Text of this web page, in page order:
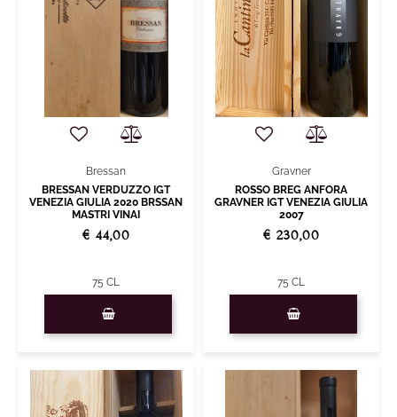
Bressan
BRESSAN VERDUZZO IGT
VENEZIA GIULIA 2020 BRSSAN
MASTRI VINAI
€ 44,00
75 CL
Gravner
ROSSO BREG ANFORA
GRAVNER IGT VENEZIA GIULIA
2007
€ 230,00
75 CL